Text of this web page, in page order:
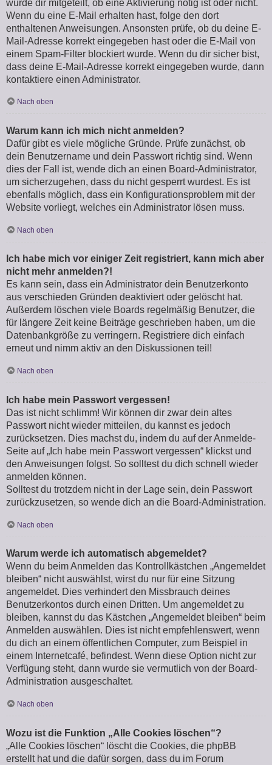
wurde dir mitgeteilt, ob eine Aktivierung nötig ist oder nicht.
Wenn du eine E-Mail erhalten hast, folge den dort
enthaltenen Anweisungen. Ansonsten prüfe, ob du deine E-
Mail-Adresse korrekt eingegeben hast oder die E-Mail von
einem Spam-Filter blockiert wurde. Wenn du dir sicher bist,
dass deine E-Mail-Adresse korrekt eingegeben wurde, dann
kontaktiere einen Administrator.
Nach oben
Warum kann ich mich nicht anmelden?
Dafür gibt es viele mögliche Gründe. Prüfe zunächst, ob
dein Benutzername und dein Passwort richtig sind. Wenn
dies der Fall ist, wende dich an einen Board-Administrator,
um sicherzugehen, dass du nicht gesperrt wurdest. Es ist
ebenfalls möglich, dass ein Konfigurationsproblem mit der
Website vorliegt, welches ein Administrator lösen muss.
Nach oben
Ich habe mich vor einiger Zeit registriert, kann mich aber
nicht mehr anmelden?!
Es kann sein, dass ein Administrator dein Benutzerkonto
aus verschieden Gründen deaktiviert oder gelöscht hat.
Außerdem löschen viele Boards regelmäßig Benutzer, die
für längere Zeit keine Beiträge geschrieben haben, um die
Datenbankgröße zu verringern. Registriere dich einfach
erneut und nimm aktiv an den Diskussionen teil!
Nach oben
Ich habe mein Passwort vergessen!
Das ist nicht schlimm! Wir können dir zwar dein altes
Passwort nicht wieder mitteilen, du kannst es jedoch
zurücksetzen. Dies machst du, indem du auf der Anmelde-
Seite auf „Ich habe mein Passwort vergessen“ klickst und
den Anweisungen folgst. So solltest du dich schnell wieder
anmelden können.
Solltest du trotzdem nicht in der Lage sein, dein Passwort
zurückzusetzen, so wende dich an die Board-Administration.
Nach oben
Warum werde ich automatisch abgemeldet?
Wenn du beim Anmelden das Kontrollkästchen „Angemeldet
bleiben“ nicht auswählst, wirst du nur für eine Sitzung
angemeldet. Dies verhindert den Missbrauch deines
Benutzerkontos durch einen Dritten. Um angemeldet zu
bleiben, kannst du das Kästchen „Angemeldet bleiben“ beim
Anmelden auswählen. Dies ist nicht empfehlenswert, wenn
du dich an einem öffentlichen Computer, zum Beispiel in
einem Internetcafé, befindest. Wenn diese Option nicht zur
Verfügung steht, dann wurde sie vermutlich von der Board-
Administration ausgeschaltet.
Nach oben
Wozu ist die Funktion „Alle Cookies löschen“?
„Alle Cookies löschen“ löscht die Cookies, die phpBB
erstellt hat und die dafür sorgen, dass du im Forum